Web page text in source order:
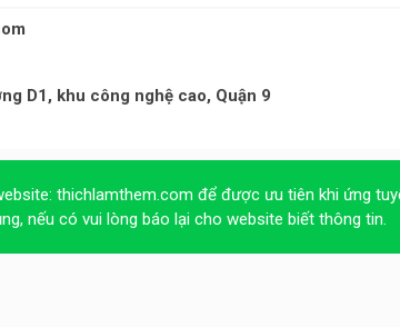
D1, khu công nghệ cao, Quận 9
thichlamthem.com để được ưu tiên khi ứng
nếu có vui lòng báo lại cho website biết thông tin.